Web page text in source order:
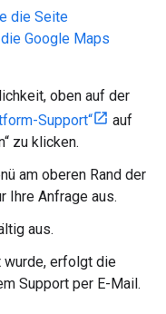
die Seite
Google Maps
oben auf der
Support“
auf
zu klicken.
am oberen Rand der
Ihre Anfrage aus.
aus.
wurde, erfolgt die
Support per E-Mail.